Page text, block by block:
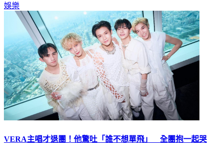
娛樂
VERA主唱才退團！他驚吐「誰不想單飛」 全團抱一起哭